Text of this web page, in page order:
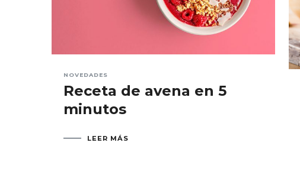
NOVEDADES
Receta de avena en 5
minutos
LEER MÁS